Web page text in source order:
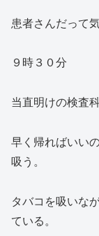
患者さんだって
９時３０分
当直明けの検査
早く帰ればいい
吸う。
タバコを吸いな
ている。